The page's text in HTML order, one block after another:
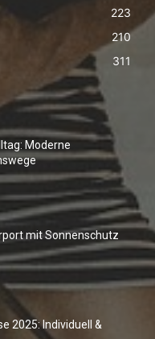
223
210
311
Moderne
mit Sonnenschutz
2025: Individuell &